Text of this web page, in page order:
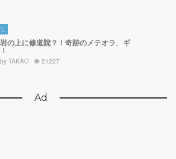
の上に修道院？！奇跡のメテオラ、ギ
TAKAO 21227
Ad